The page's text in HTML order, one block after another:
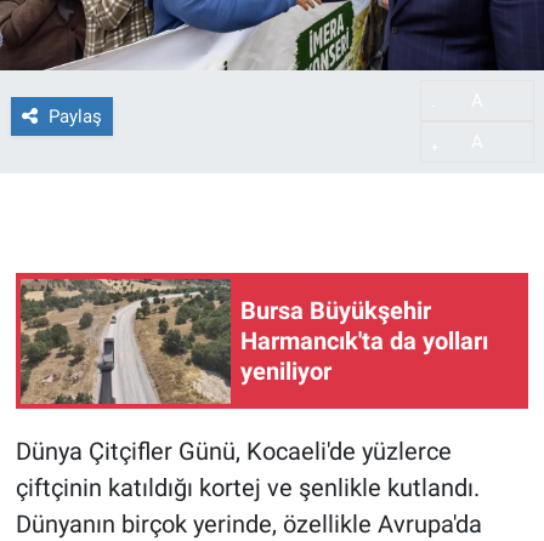
Paylaş
Bursa Büyükşehir
Harmancık'ta da yolları
yeniliyor
Dünya Çitçifler Günü, Kocaeli'de yüzlerce
çiftçinin katıldığı kortej ve şenlikle kutlandı.
Dünyanın birçok yerinde, özellikle Avrupa'da